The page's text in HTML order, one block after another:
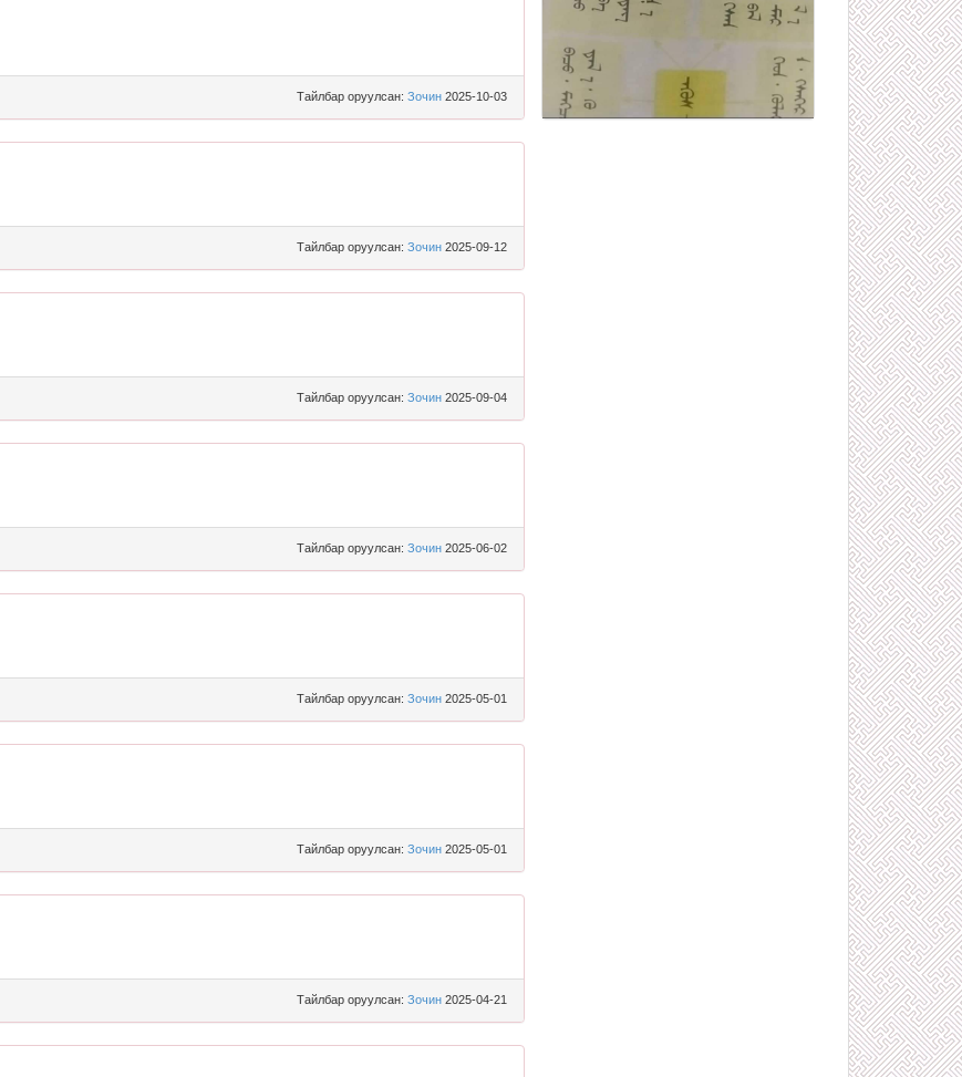
Тайлбар оруулсан: Зочин 2025-10-03
Тайлбар оруулсан: Зочин 2025-09-12
Тайлбар оруулсан: Зочин 2025-09-04
Тайлбар оруулсан: Зочин 2025-06-02
Тайлбар оруулсан: Зочин 2025-05-01
Тайлбар оруулсан: Зочин 2025-05-01
Тайлбар оруулсан: Зочин 2025-04-21